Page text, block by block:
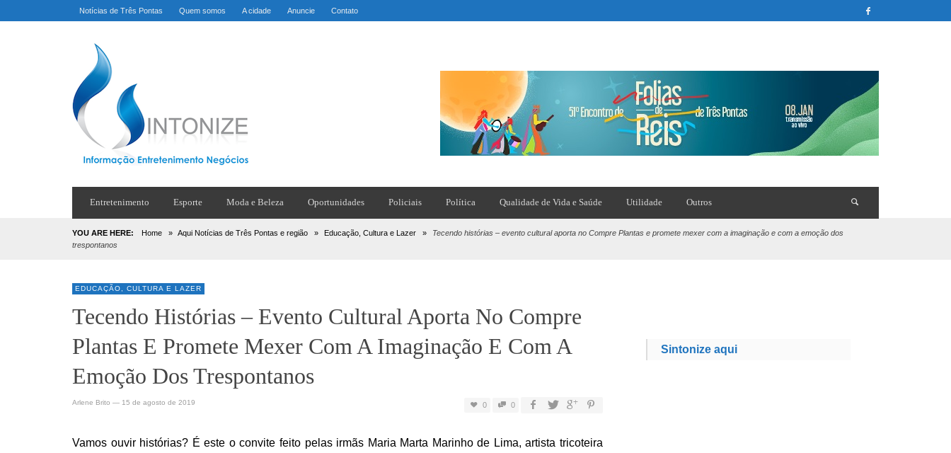
Notícias de Três Pontas Quem somos A cidade Anuncie Contato
Entretenimento Esporte Moda e Beleza Oportunidades Policiais Política Qualidade de Vida e Saúde Utilidade Outros
YOU ARE HERE: Home » Aqui Notícias de Três Pontas e região » Educação, Cultura e Lazer »
Tecendo histórias – evento cultural aporta no Compre Plantas e promete mexer com a imaginação e com a emoção dos
trespontanos
EDUCAÇÃO, CULTURA E LAZER
Tecendo Histórias – Evento Cultural Aporta No Compre
Plantas E Promete Mexer Com A Imaginação E Com A
Emoção Dos Trespontanos
Arlene Brito — 15 de agosto de 2019 0 0
Vamos ouvir histórias? É este o convite feito pelas irmãs Maria Marta Marinho de Lima, artista tricoteira
Sintonize aqui